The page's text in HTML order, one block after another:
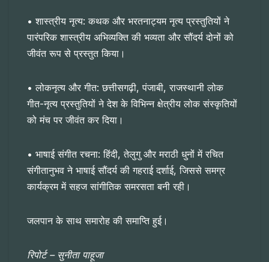
• शास्त्रीय नृत्य: कथक और भरतनाट्यम नृत्य प्रस्तुतियों ने
पारंपरिक शास्त्रीय अभिव्यक्ति की भव्यता और सौंदर्य दोनों को
जीवंत रूप से प्रस्तुत किया।
• लोकनृत्य और गीत: छत्तीसगढ़ी, पंजाबी, राजस्थानी लोक
गीत-नृत्य प्रस्तुतियों ने देश के विभिन्न क्षेत्रीय लोक संस्कृतियों
को मंच पर जीवंत कर दिया।
• भाषाई संगीत रचना: हिंदी, तेलुगु और मराठी धुनों में रचित
संगीतानुभव ने भाषाई सौंदर्य की गहराई दर्शाई, जिससे समग्र
कार्यक्रम में सहज सांगीतिक समरसता बनी रही।
जलपान के साथ समारोह की समाप्ति हुई।
रिपोर्ट – सुनीता पाहूजा